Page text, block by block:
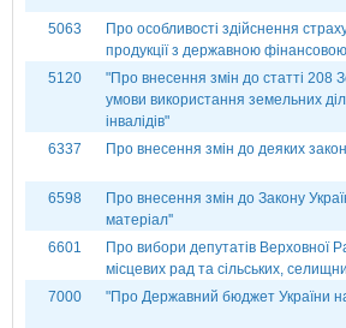
5063
Про особливості здійснення
продукції з державною
5120
"Про внесення змін до статті 208
умови використання земельних
інвалідів"
6337
Про внесення змін до деяких
6598
Про внесення змін до Закону
матеріал''
6601
Про вибори депутатів Верховної
місцевих рад та сільських,
7000
"Про Державний бюджет України